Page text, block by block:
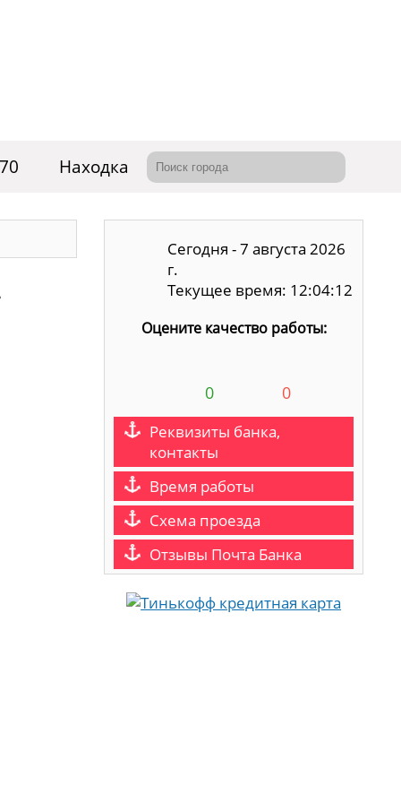
Находка
Сегодня - 7 августа 2026
г.
Текущее время: 12:04:13
Оцените качество работы:
0 0
Реквизиты банка,
контакты
Время работы
Схема проезда
Отзывы Почта Банка